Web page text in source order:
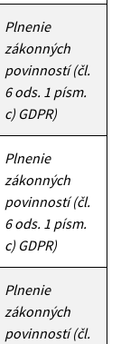
Plnenie
zákonných
povinností (čl.
6 ods. 1 písm.
c) GDPR)
Plnenie
zákonných
povinností (čl.
6 ods. 1 písm.
c) GDPR)
Plnenie
zákonných
povinností (čl.